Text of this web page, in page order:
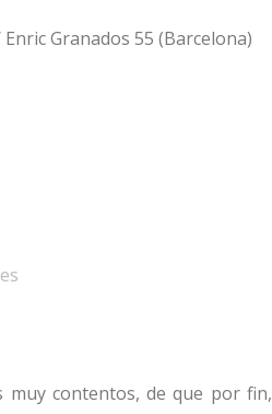
Enric Granados 55 (Barcelona)
muy contentos, de que por fin,